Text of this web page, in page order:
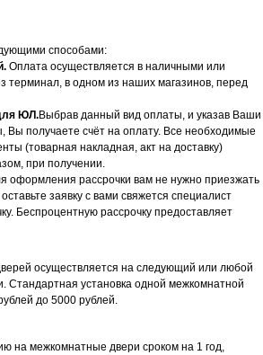
способами:
Оплата осуществляется в наличными или
терминал, в одном из наших магазинов, перед
ЮЛ.Выбрав данный вид оплаты, и указав Ваши
Вы получаете счёт на оплату. Все необходимые
(товарная накладная, акт на доставку)
при получении.
оформления рассрочки вам не нужно приезжать
заявку с вами свяжется специалист
Беспроцентную рассрочку предоставляет
осуществляется на следующий или любой
Стандартная установка одной межкомнатной
до 5000 рублей.
на межкомнатные двери сроком на 1 год,